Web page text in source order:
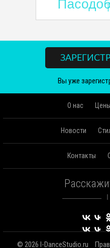
Вы уже
О нас Цены
Новости
Контакты
© 2026 I-DanceStudio.ru